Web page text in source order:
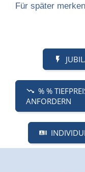
Für später merken
% %
ANFORDERN